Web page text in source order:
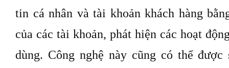
tin cá nhân và tài khoản khách hàng
của các tài khoản, phát hiện các hoạt
dùng. Công nghệ này cũng có thể